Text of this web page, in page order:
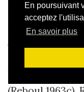
En poursuivant
acceptez
En savoir plus
poèmes «Per
«
Per dos
Andrieu Remacle
La seconde